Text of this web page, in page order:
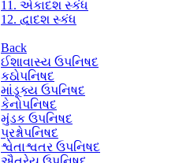
11. એકાદશ સ્કંધ
12. દ્વાદશ સ્કંધ
Back
ઈશાવાસ્ય ઉપનિષદ
કઠોપનિષદ
માંડૂક્ય ઉપનિષદ
કેનોપનિષદ
મુંડક ઉપનિષદ
પ્રશ્નોપનિષદ
શ્વેતાશ્વતર ઉપનિષદ